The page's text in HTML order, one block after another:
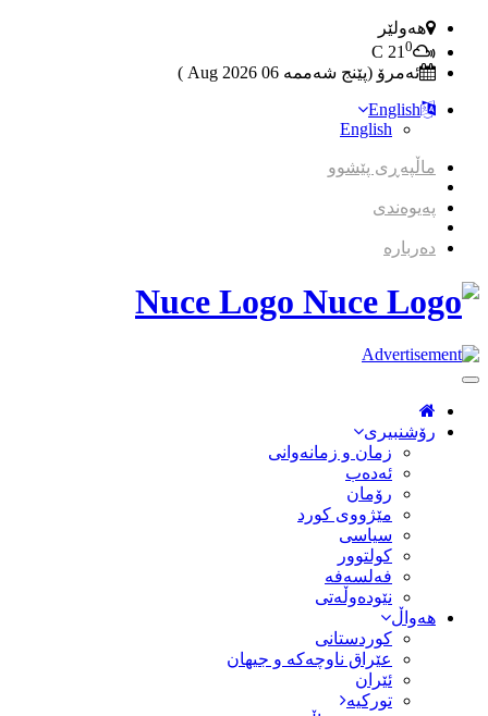
هەولێر
21 0
ئەمرۆ (پێنج شەممە 06 2026 Aug )
English
English
ماڵپەڕی پێشوو
پەیوەندی
دەربارە
Nuce Logo
Toggle
Navigation
رۆشنبیری
زمان و زمانه‌وانی
ئەدەب
رۆمان
مێژووى کورد
سیاسى
کولتوور
فەلسەفە
نێودەوڵەتی
هەواڵ
کوردستانی
عێراق ناوچەکە و جیهان
ئێران
تورکیە